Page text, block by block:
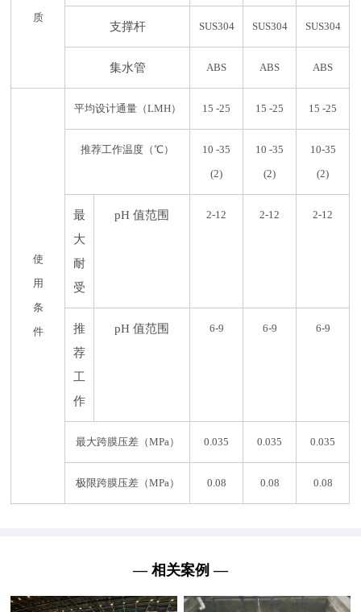
质
支撑杆 SUS304 SUS304 SUS304
集水管 ABS ABS ABS
使
用
条
件
平均设计通量（LMH） 15 -25 15 -25 15 -25
推荐工作温度（℃）
10 -35
(2)
10 -35
(2)
10-35
(2)
最
大
耐
受
pH 值范围 2-12 2-12 2-12
推
荐
工
作
pH 值范围 6-9 6-9 6-9
最大跨膜压差（MPa） 0.035 0.035 0.035
极限跨膜压差（MPa） 0.08 0.08 0.08
— 相关案例 —